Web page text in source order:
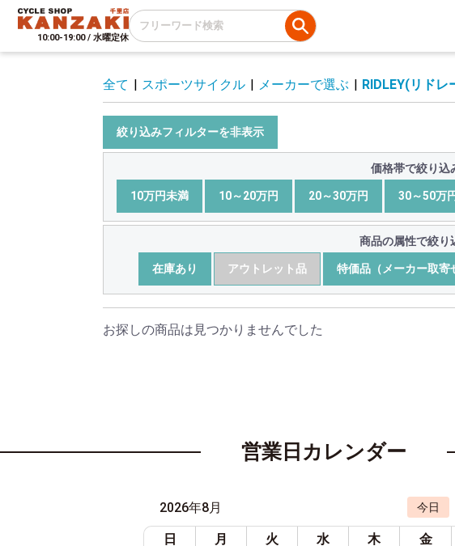
10:00-19:00 / 水曜定休
全て | スポーツサイクル | メーカーで選ぶ | RIDLEY(リドレ
絞り込みフィルターを非表示
価格帯で絞り込
10万円未満 10～20万円 20～30万円 30～50万
商品の属性で絞り
在庫あり アウトレット品 特価品（メーカー取寄
お探しの商品は見つかりませんでした
営業日カレンダー
2026年8月 今日
日 月 火 水 木 金